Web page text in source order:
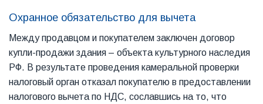
Охранное обязательство для вычета
Между продавцом и покупателем заключен договор
купли-продажи здания – объекта культурного наследия
РФ. В результате проведения камеральной проверки
налоговый орган отказал покупателю в предоставлении
налогового вычета по НДС, сославшись на то, что